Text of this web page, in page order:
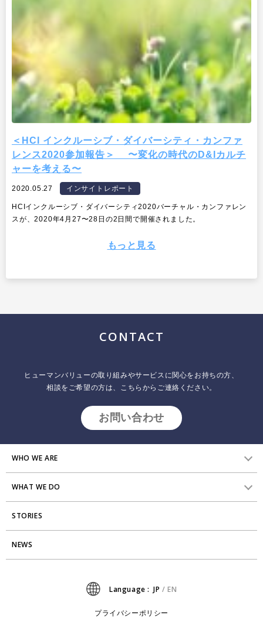
＜HCI インクルーシブ・ダイバーシティ・カンファ
レンス2020参加報告＞ 〜変化の時代のD&Iカルチ
ャーを考える〜
2020.05.27 インサイトレポート
HCIインクルーシブ・ダイバーシティ2020バーチャル・カンファレン
スが、2020年4月27〜28日の2日間で開催されました。
ダイバーシティ＆インクルージョン海外カンファレン
ス＜プチ報告会＞を開催しました
会〉』を実施しました。
もっと見る
CONTACT
ヒューマンバリューの取り組みやサービスに関心をお持ちの方、
相談をご希望の方は、こちらからご連絡ください。
お問い合わせ
WHO WE ARE
HVからのメッセージ
研究員紹介
アクセス
WHAT WE DO
組織変革
エンゲージメント向上支援
STORIES
Stories
NEWS
Language : JP /EN
プライバシーポリシー